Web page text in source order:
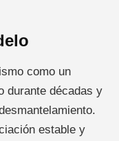
como un
durante décadas y
estable y